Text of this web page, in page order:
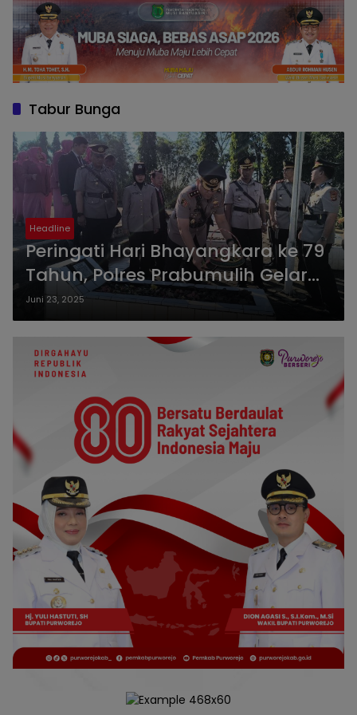
Tabur Bunga
Headline
Peringati Hari Bhayangkara ke 79
Tahun, Polres Prabumulih Gelar
Upacara Ziarah Makam
Pahlawan dan Tabur Bunga
Juni 23, 2025